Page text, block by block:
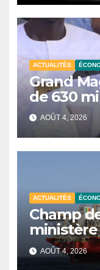
ACTUALITÉS
Grand
de 630
2026,
Abdou
AOÛT 4, 2026
ACTUALITÉS
Champ
les
revenus
AOÛT 4, 2026